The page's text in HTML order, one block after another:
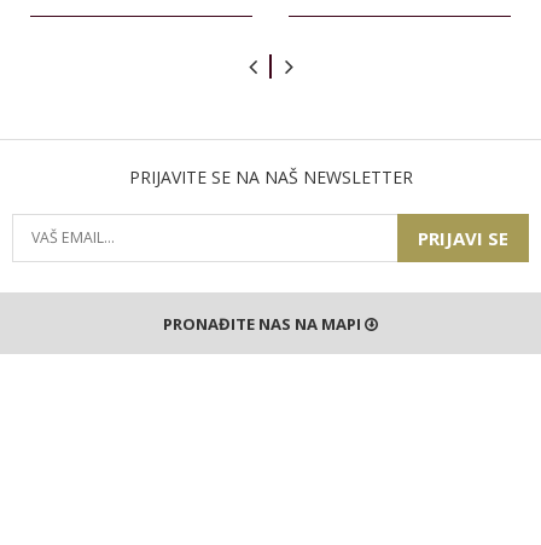
PRIJAVITE SE NA NAŠ NEWSLETTER
PRIJAVI SE
PRONAĐITE NAS NA MAPI